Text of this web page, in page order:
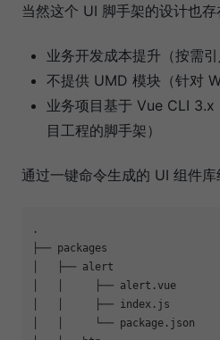
当然这个 UI 脚手架的设计也存
业务开发成本提升（按需引
不提供 UMD 模块（针对
业务项目基于 Vue CLI 3.x
目工程的脚手架）
通过一键命令生成的 UI 组件库
.
├── packages                 		# workspaces
│   │     ├── alert. vue
│   │     ├── index. js
│   │     └── package. json